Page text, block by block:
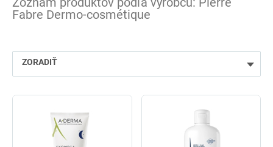
Fabre Dermo-cosmétique
ZORADIŤ